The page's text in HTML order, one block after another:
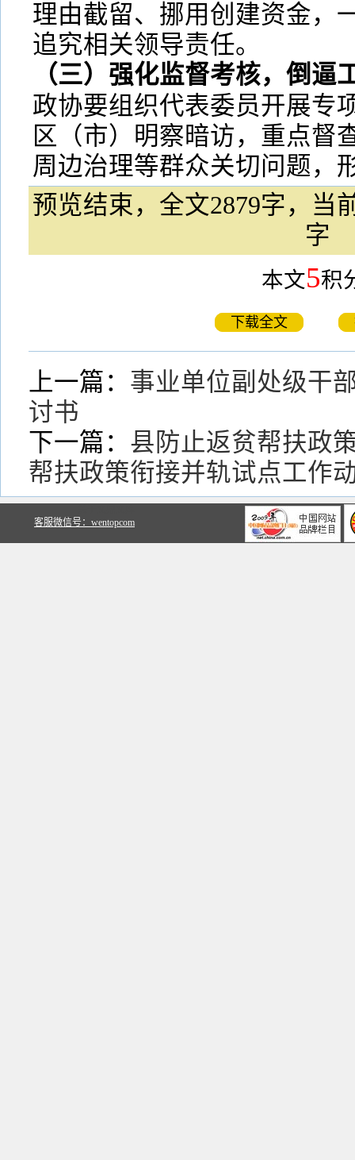
理由截留、挪用创建资金，
追究相关领导责任。
（三）强化监督考核，倒逼
政协要组织代表委员开展专
区（市）明察暗访，重点督
周边治理等群众关切问题
预览结束，全文2879字，当
字
本文5积
下载全文
上一篇： 事业单位副处级干
讨书
下一篇： 县防止返贫帮扶政
帮扶政策衔接并轨试点工作
客服微信号：wentopcom